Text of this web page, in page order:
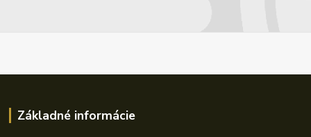
Základné informácie